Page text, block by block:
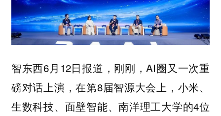
智东西6月12日报道，刚刚，AI圈又一次重
磅对话上演，在第8届智源大会上， 小米、
生数科技、面壁智能、南洋理工大学的4位